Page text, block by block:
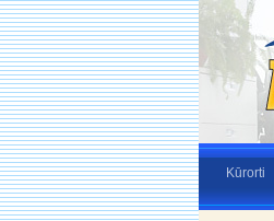
Kūrorti